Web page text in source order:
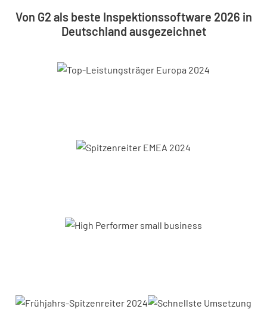
Von G2 als beste Inspektionssoftware 2026 in
Deutschland ausgezeichnet